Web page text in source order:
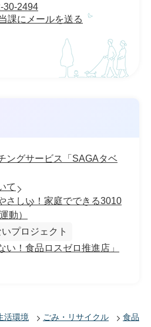
30-2494
課にメールを送る
ングサービス「SAGAタベ
て
さしい！家庭でできる3010
動）
プロジェクト
い！食品ロスゼロ推進店」
活環境 ごみ・リサイクル
食品